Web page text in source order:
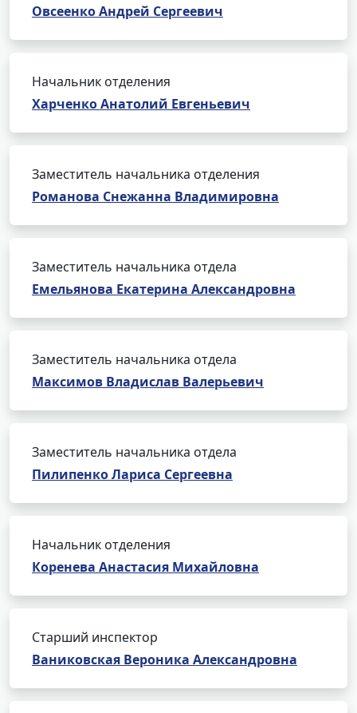
Овсеенко Андрей Сергеевич
Начальник отделения
Харченко Анатолий Евгеньевич
Заместитель начальника отделения
Романова Снежанна Владимировна
Заместитель начальника отдела
Емельянова Екатерина Александровна
Заместитель начальника отдела
Максимов Владислав Валерьевич
Заместитель начальника отдела
Пилипенко Лариса Сергеевна
Начальник отделения
Коренева Анастасия Михайловна
Старший инспектор
Ваниковская Вероника Александровна